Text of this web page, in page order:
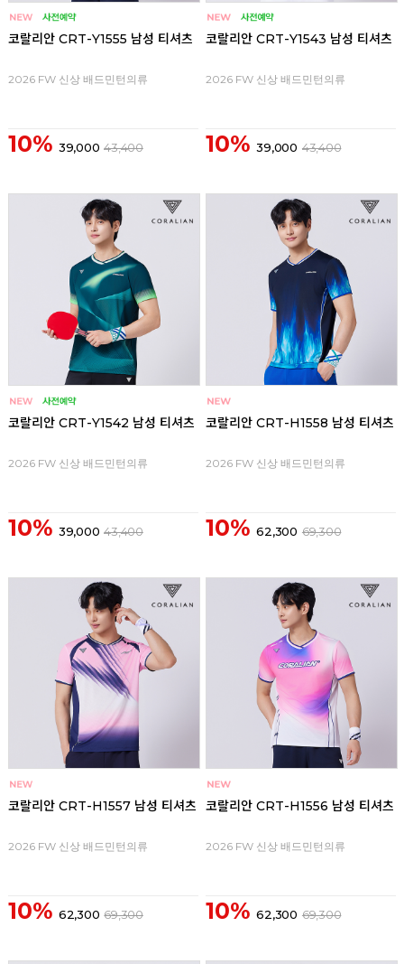
코랄리안 CRT-Y1555 남성 티셔츠
2026 FW 신상 배드민턴의류
10% 39,000 43,400
코랄리안 CRT-Y1543 남성 티셔츠
2026 FW 신상 배드민턴의류
10% 39,000 43,400
코랄리안 CRT-Y1542 남성 티셔츠
2026 FW 신상 배드민턴의류
10% 39,000 43,400
코랄리안 CRT-H1558 남성 티셔츠
2026 FW 신상 배드민턴의류
10% 62,300 69,300
코랄리안 CRT-H1557 남성 티셔츠
2026 FW 신상 배드민턴의류
10% 62,300 69,300
코랄리안 CRT-H1556 남성 티셔츠
2026 FW 신상 배드민턴의류
10% 62,300 69,300